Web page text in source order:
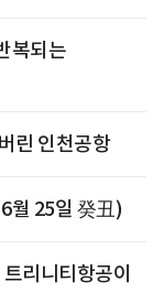
복되는
린 인천공항
월 25일 癸丑)
리니티항공이